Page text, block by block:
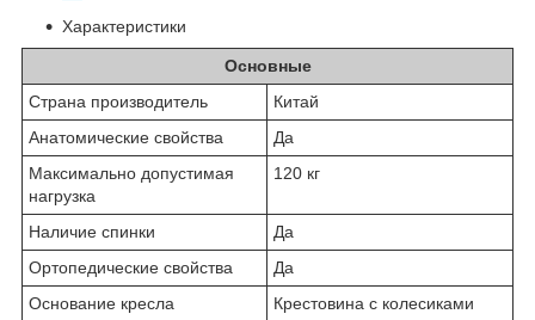
Характеристики
Основные
Страна производитель
Китай
Анатомические свойства
Да
Максимально допустимая
нагрузка
120 кг
Наличие спинки
Да
Ортопедические свойства
Да
Основание кресла
Крестовина с колесиками